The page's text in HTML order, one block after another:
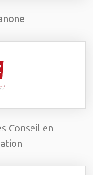
Conseil en